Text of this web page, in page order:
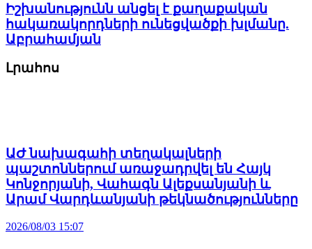
Իշխանությունն անցել է քաղաքական
հակառակորդների ունեցվածքի խլմանը.
Աբրահամյան
Լրահոս
ԱԺ նախագահի տեղակալների
պաշտոններում առաջադրվել են Հայկ
Կոնջորյանի, Վահագն Ալեքսանյանի և
Արամ Վարդևանյանի թեկնածությունները
2026/08/03 15:07